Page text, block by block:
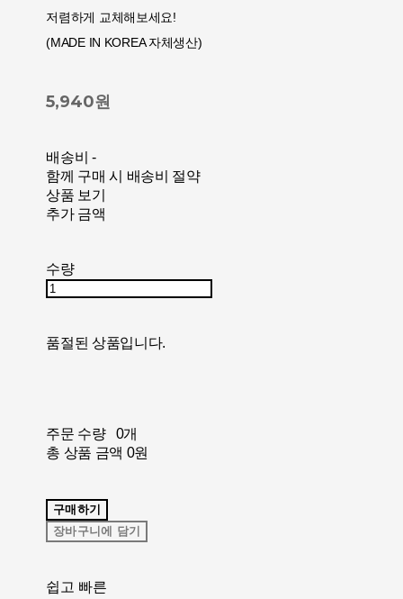
저렴하게 교체해보세요!
(MADE IN KOREA 자체생산)
5,940원
배송비 -
함께 구매 시 배송비 절약
상품 보기
추가 금액
수량
품절된 상품입니다.
주문 수량
0개
총 상품 금액 0원
구매하기
장바구니에 담기
쉽고 빠른